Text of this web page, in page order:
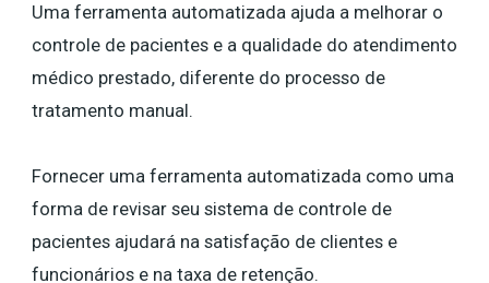
Uma ferramenta automatizada ajuda a melhorar o
controle de pacientes e a qualidade do atendimento
médico prestado, diferente do processo de
tratamento manual.
Fornecer uma ferramenta automatizada como uma
forma de revisar seu sistema de controle de
pacientes ajudará na satisfação de clientes e
funcionários e na taxa de retenção.